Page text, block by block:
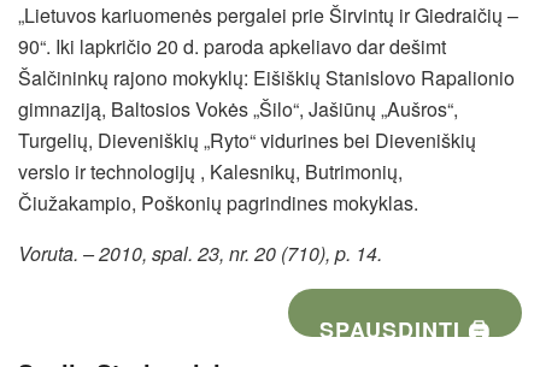
„Lietuvos kariuomenės pergalei prie Širvintų ir Giedraičių –
90“. Iki lapkričio 20 d. paroda apkeliavo dar dešimt
Šalčininkų rajono mokyklų: Eišiškių Stanislovo Rapalionio
gimnaziją, Baltosios Vokės „Šilo“, Jašiūnų „Aušros“,
Turgelių, Dieveniškių „Ryto“ vidurines bei Dieveniškių
verslo ir technologijų , Kalesnikų, Butrimonių,
Čiužakampio, Poškonių pagrindines mokyklas.
Voruta. – 2010, spal. 23, nr. 20 (710), p. 14.
SPAUSDINTI 🖨